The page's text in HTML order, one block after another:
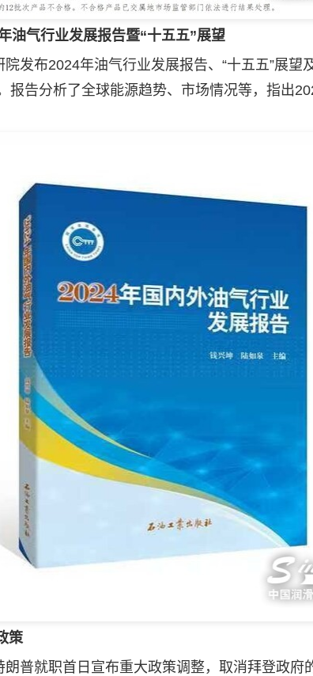
油气行业发展报告暨“十五五”展望
布2024年油气行业发展报告、“十五五”展望
报告分析了全球能源趋势、市场情况等，指出
策
就职首日宣布重大政策调整，取消拜登政府